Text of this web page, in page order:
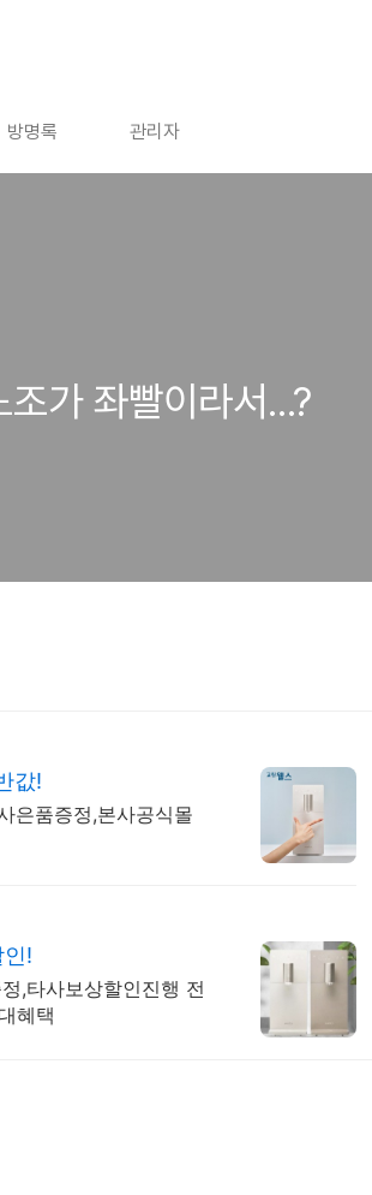
방명록 관리자
가 좌빨이라서...?
값!
은품증정,본사공식몰
!
,타사보상할인진행 전
혜택